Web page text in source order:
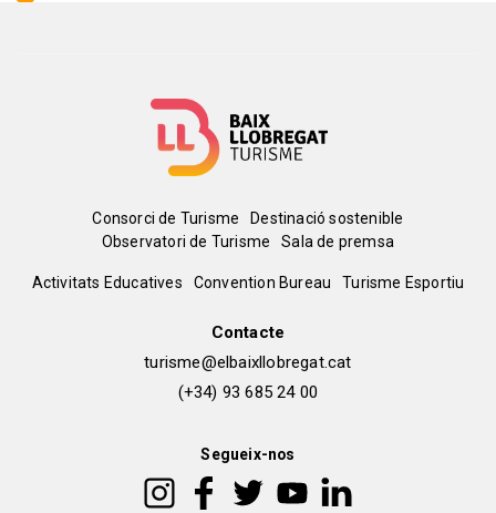
Menú
del
Consorci de Turisme
Destinació sostenible
Observatori de Turisme
Sala de premsa
Peu
Activitats Educatives Convention Bureau Turisme Esportiu
Contacte
turisme@elbaixllobregat.cat
(+34) 93 685 24 00
Segueix-nos